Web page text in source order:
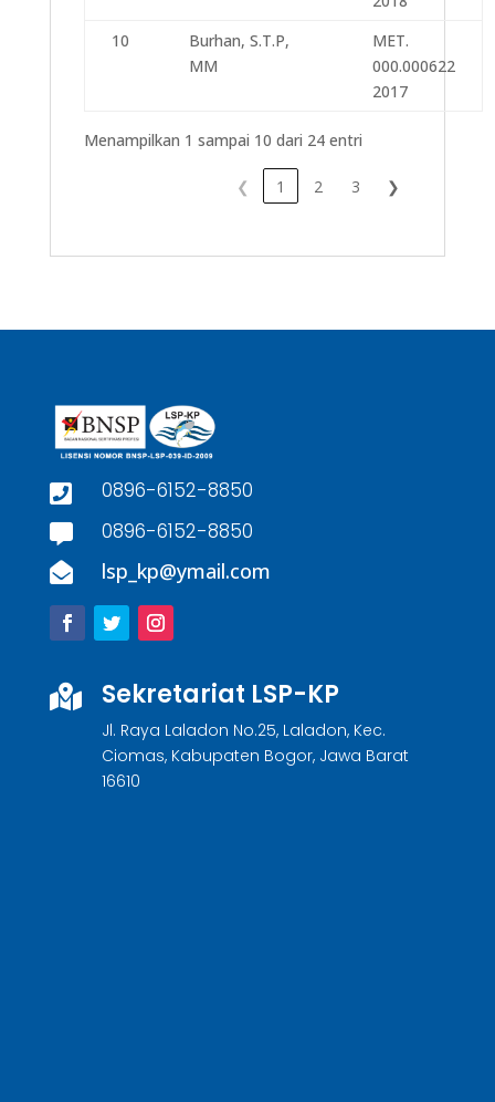
10
Burhan, S.T.P,
MM
MET.
000.000622
2017
Menampilkan 1 sampai 10 dari 24 entri
❮ 1 2 3 ❯
 0896-6152-8850
 0896-6152-8850
 lsp_kp@ymail.com
 Sekretariat LSP-KP
Jl. Raya Laladon No.25, Laladon, Kec.
Ciomas, Kabupaten Bogor, Jawa Barat
16610